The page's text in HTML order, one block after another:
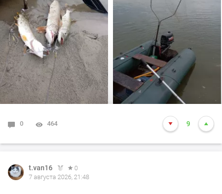
произошло не которое событие. Я предупредил деда
т.е собирайся домой, а сам от него 100м. И в отвес
между бревен я опустил блесну и понятно толи зацеп,
толи рыба, да оказалось опять дур махина, но я думаю
14-15 это точно. Так вот она меня помучила и я ее в
подскак, сильно ударила и в сплеск. Как так
получилось что в посадке осталась одна блесна. Ну и
как всегда вам нхнч!!!
0 464 9
t.van16
0
7 августа 2026, 21:48